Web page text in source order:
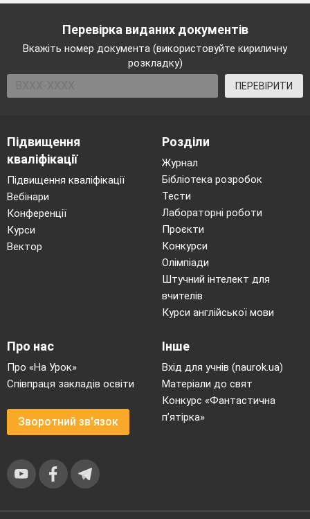
Перевірка виданих документів
Вкажіть номер документа (використовуйте кириличну
розкладку)
ПЕРЕВІРИТИ
Підвищення
кваліфікації
Підвищення кваліфікації
Вебінари
Конференції
Курси
Вектор
Розділи
Журнал
Бібліотека розробок
Тести
Лабораторні роботи
Проєкти
Конкурси
Олімпіади
Штучний інтелект для
вчителів
Курси англійської мови
Про нас
Про «На Урок»
Співпраця закладів освіти
Зворотний зв'язок
Інше
Вхід для учнів (naurok.ua)
Матеріали до свят
Конкурс «Фантастична
п’ятірка»